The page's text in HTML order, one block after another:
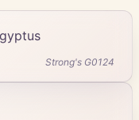
Strong's G0124